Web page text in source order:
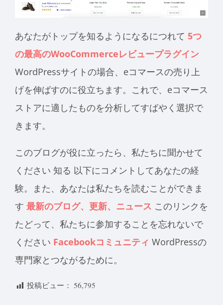
あなたがトップを知るようになるにつれて 5つ
の最高のWooCommerceレビュープラグイン
WordPressサイトの場合、eコマースの売り上
げを伸ばすのに役立ちます。これで、eコマース
ストアに適したものを分析してすばやく選択で
きます。
このブログが役に立ったら、私たちに聞かせて
ください 知る 以下にコメントしてあなたの経
験。また、あなたは私たちを読むことができま
す 最新のブログ、更新、ニュース このリンクを
たどって、私たちに参加することを忘れないで
ください Facebookコミュニティ WordPressの
専門家とつながるために。
投稿ビュー： 56,795